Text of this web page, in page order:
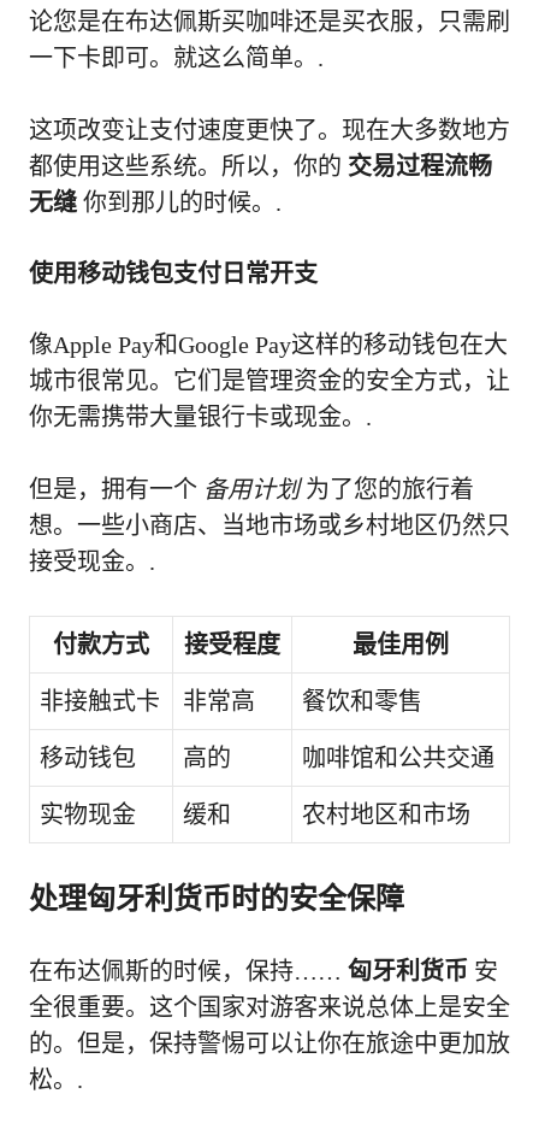
论您是在布达佩斯买咖啡还是买衣服，只需刷
一下卡即可。就这么简单。.
这项改变让支付速度更快了。现在大多数地方
都使用这些系统。所以，你的 交易过程流畅
无缝 你到那儿的时候。.
使用移动钱包支付日常开支
像Apple Pay和Google Pay这样的移动钱包在大
城市很常见。它们是管理资金的安全方式，让
你无需携带大量银行卡或现金。.
但是，拥有一个 备用计划为了您的旅行着
想。一些小商店、当地市场或乡村地区仍然只
接受现金。.
付款方式 接受程度 最佳用例
非接触式卡 非常高 餐饮和零售
移动钱包 高的 咖啡馆和公共交通
实物现金 缓和 农村地区和市场
处理匈牙利货币时的安全保障
在布达佩斯的时候，保持…… 匈牙利货币 安
全很重要。这个国家对游客来说总体上是安全
的。但是，保持警惕可以让你在旅途中更加放
松。.